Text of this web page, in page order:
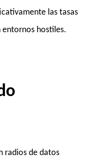
las tasas
hostiles.
radios de datos